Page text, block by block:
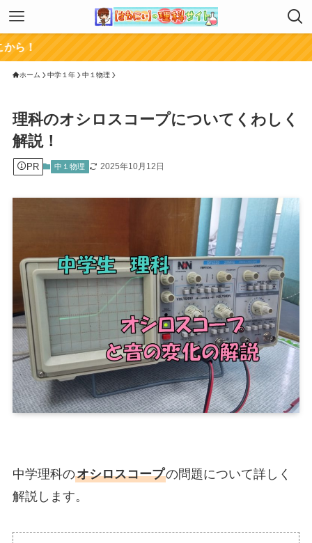
ホーム 中学１年 中１物理
理科のオシロスコープについてくわしく
解説！
PR 中１物理 2025年10月12日
中学理科のオシロスコープの問題について詳しく
解説します。